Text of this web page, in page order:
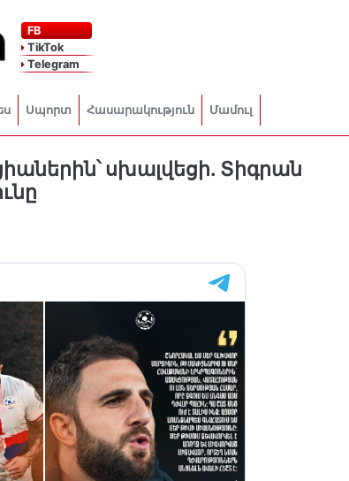
FB
TikTok
Telegram
Սպորտ Հասարակություն Մամուլ
սխալվեցի. Տիգրան